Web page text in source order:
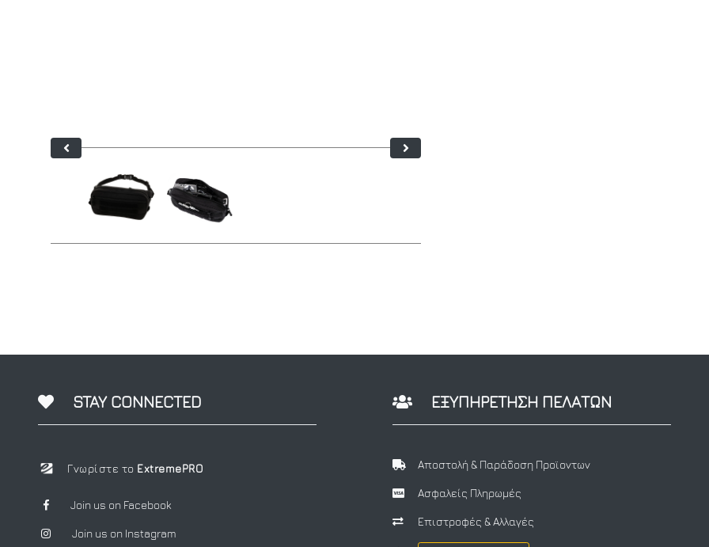
STAY CONNECTED
Γνωρίστε το ExtremePRO
Join us on Facebook
Join us on Instagram
ΕΞΥΠΗΡΕΤΗΣΗ ΠΕΛΑΤΩΝ
Αποστολή & Παράδοση Προϊοντων
Ασφαλείς Πληρωμές
Επιστροφές & Αλλαγές